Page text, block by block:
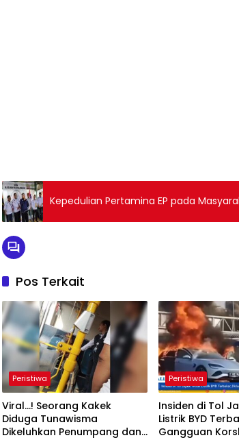
Kepedulian Pertamina EP pada
Pos Terkait
Peristiwa
Viral…! Seorang Kakek
Diduga Tunawisma
Dikeluhkan Penumpang dan
Peristiwa
Insiden di Tol
Listrik BYD
Gangguan